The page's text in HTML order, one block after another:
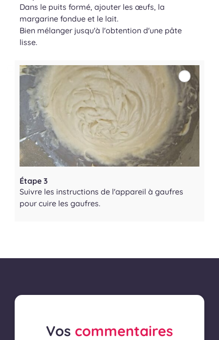
Dans le puits formé, ajouter les œufs, la
margarine fondue et le lait.
Bien mélanger jusqu'à l'obtention d'une pâte
lisse.
Étape 3
Suivre les instructions de l'appareil à gaufres
pour cuire les gaufres.
Vos commentaires